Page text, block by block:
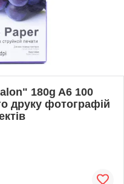
180g A6 100
друку фотографій